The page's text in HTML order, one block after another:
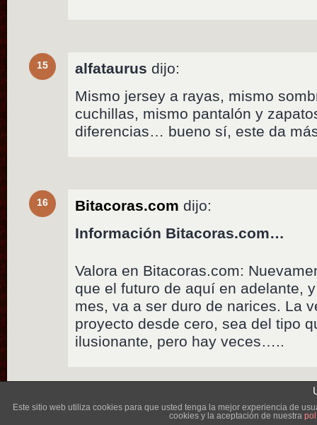
15 alfataurus dijo:
Mismo jersey a rayas, mismo
cuchillas, mismo pantalón y
diferencias… bueno sí, este da
16 Bitacoras.com dijo:
Información Bitacoras.com…
Valora en Bitacoras.com:
que el futuro de aquí en adelante,
mes, va a ser duro de narices. La
proyecto desde cero, sea del tipo
ilusionante, pero hay veces…..
Este sitio web utiliza cookies para que usted tenga la mejor experiencia de
cookies y la aceptación de nuestra